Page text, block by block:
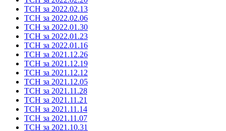
ТСН за 2022.02.13
ТСН за 2022.02.06
ТСН за 2022.01.30
ТСН за 2022.01.23
ТСН за 2022.01.16
ТСН за 2021.12.26
ТСН за 2021.12.19
ТСН за 2021.12.12
ТСН за 2021.12.05
ТСН за 2021.11.28
ТСН за 2021.11.21
ТСН за 2021.11.14
ТСН за 2021.11.07
ТСН за 2021.10.31